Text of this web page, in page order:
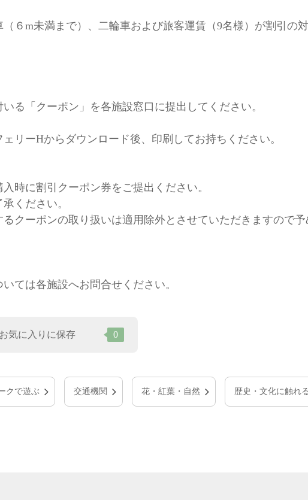
６m未満まで）、二輪車および旅客運賃（9名様）が割引の
る「クーポン」を各施設窓口に提出してください。
リーHからダウンロード後、印刷してお持ちください。
時に割引クーポン券をご提出ください。
ください。
クーポンの取り扱いは適用除外とさせていただきますので予
ては各施設へお問合せください。
お気に入りに保存 0
クで遊ぶ 交通機関 花・紅葉・自然 歴史・文化に触れる